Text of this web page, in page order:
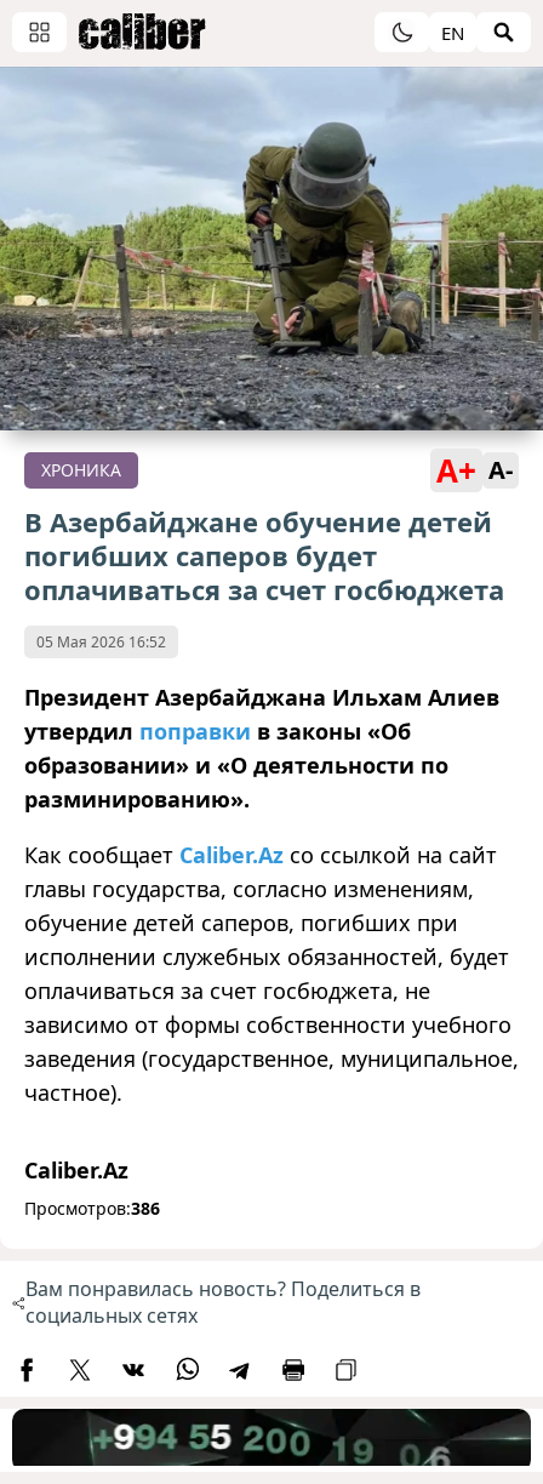
EN
ХРОНИКА A+ A-
В Азербайджане обучение детей
погибших саперов будет
оплачиваться за счет госбюджета
05 Мая 2026 16:52
Президент Азербайджана Ильхам Алиев
утвердил поправки в законы «Об
образовании» и «О деятельности по
разминированию».
Как сообщает Caliber.Az со ссылкой на сайт
главы государства, согласно изменениям,
обучение детей саперов, погибших при
исполнении служебных обязанностей, будет
оплачиваться за счет госбюджета, не
зависимо от формы собственности учебного
заведения (государственное, муниципальное,
частное).
Caliber.Az
Просмотров:386
Вам понравилась новость? Поделиться в
социальных сетях